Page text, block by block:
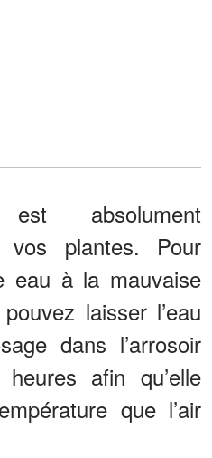
absolument
vos plantes. Pour
eau à la mauvaise
laisser l’eau
dans l’arrosoir
afin qu’elle
que l’air